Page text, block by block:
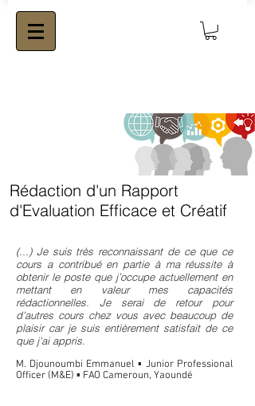
Rédaction d'un Rapport
d'Evaluation Efficace et Créatif
(...) Je suis très reconnaissant de ce que ce
cours a contribué en partie à ma réussite à
obtenir le poste que j’occupe actuellement en
mettant en valeur mes capacités
rédactionnelles. Je serai de retour pour
d'autres cours chez vous avec beaucoup de
plaisir car je suis entièrement satisfait de ce
que j'ai appris.
M. Djounoumbi Emmanuel ▪ Junior Professional
Officer (M&E) ▪ FAO Cameroun, Yaoundé